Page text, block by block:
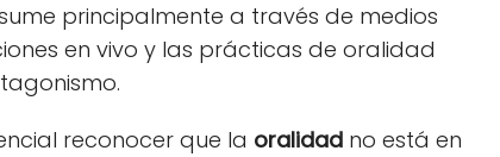
principalmente a través de medios
en vivo y las prácticas de oralidad
reconocer que la oralidad no está en